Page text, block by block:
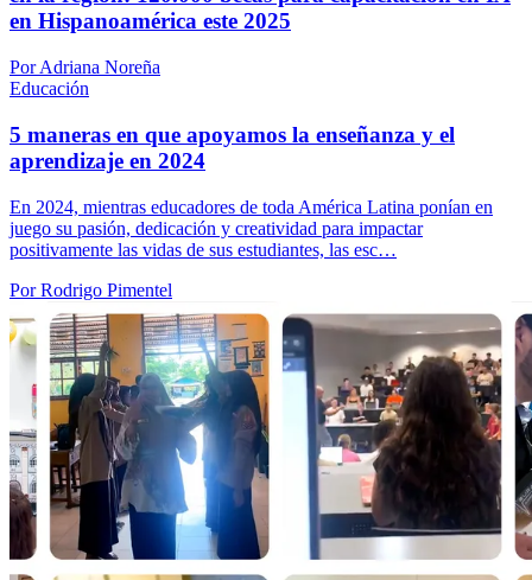
en Hispanoamérica este 2025
Por Adriana Noreña
Educación
5 maneras en que apoyamos la enseñanza y el
aprendizaje en 2024
En 2024, mientras educadores de toda América Latina ponían en
juego su pasión, dedicación y creatividad para impactar
positivamente las vidas de sus estudiantes, las esc…
Por Rodrigo Pimentel